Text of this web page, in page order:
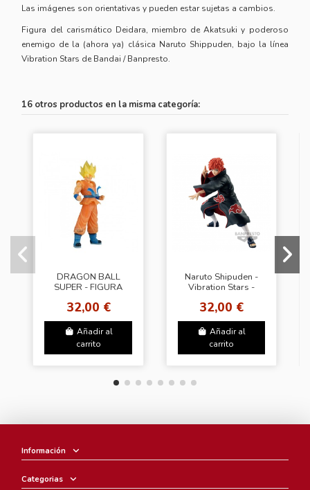
Las imágenes son orientativas y pueden estar sujetas a cambios.
Figura del carismático Deidara, miembro de Akatsuki y poderoso
enemigo de la (ahora ya) clásica Naruto Shippuden, bajo la línea
Vibration Stars de Bandai / Banpresto.
16 otros productos en la misma categoría:
DRAGON BALL
SUPER - FIGURA
GOKU
32,00 €
Añadir al
carrito
Naruto Shipuden -
Vibration Stars -
32,00 €
Añadir al
carrito
Información
Categorias